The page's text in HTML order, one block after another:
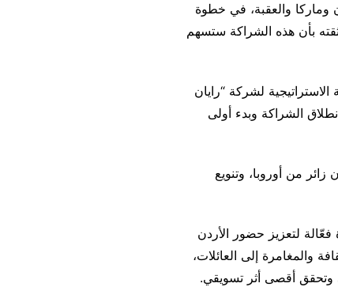
عبر مطارات عمّان وماركا والعقبة، في خطوة
بأن هذه الشراكة ستسهم
لشركة “رايان
الشراكة وبدء أولى
من أوروبا، وتنويع
لتعزيز حضور الأردن
والمغامرة إلى العائلات،
وتحقق أقصى أثر تسويقي.